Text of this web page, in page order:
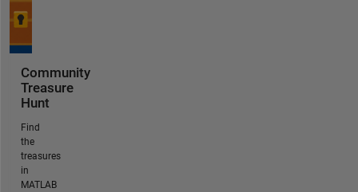
Community
Treasure
Hunt
Find
the
treasures
in
MATLAB